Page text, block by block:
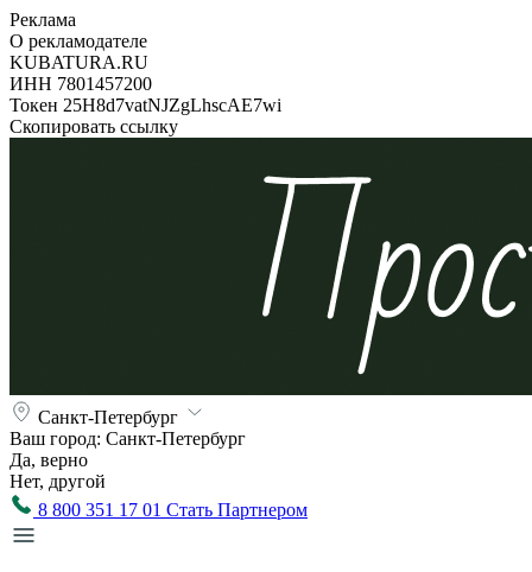
Реклама
О рекламодателе
KUBATURA.RU
ИНН 7801457200
Токен 25H8d7vatNJZgLhscAE7wi
Скопировать ссылку
Санкт-Петербург
Ваш город: Санкт-Петербург
Да, верно
Нет, другой
8 800 351 17 01 Стать Партнером